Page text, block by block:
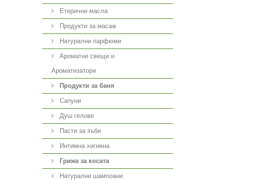
Етерични масла
Продукти за масаж
Натурални парфюми
Ароматни свещи и
Ароматизатори
Продукти за баня
Сапуни
Душ гелове
Пасти за зъби
Интимна хигиена
Грижа за косата
Натурални шампоани